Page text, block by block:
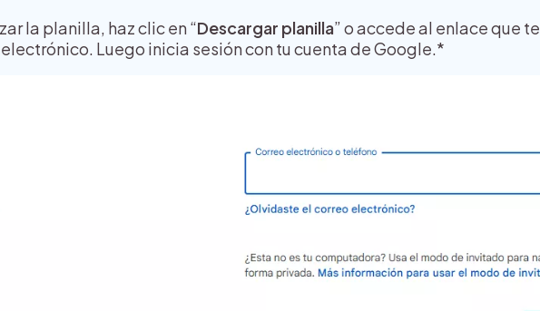
la planilla, haz clic en “Descargar planilla” o accede al enlace que te
Luego inicia sesión con tu cuenta de Google.*